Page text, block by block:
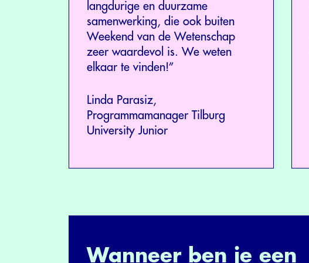
langdurige en duurzame
samenwerking, die ook buiten
Weekend van de Wetenschap
zeer waardevol is. We weten
elkaar te vinden!”
Linda Parasiz,
Programmamanager Tilburg
University Junior
Wanneer ben je een